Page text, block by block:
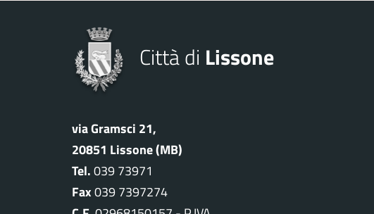
Città di Lissone
via Gramsci 21,
20851 Lissone (MB)
Tel.039 73971
Fax039 7397274